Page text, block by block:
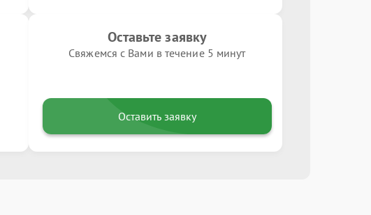
Оставьте заявку
Свяжемся с Вами в течение 5 минут
Оставить заявку